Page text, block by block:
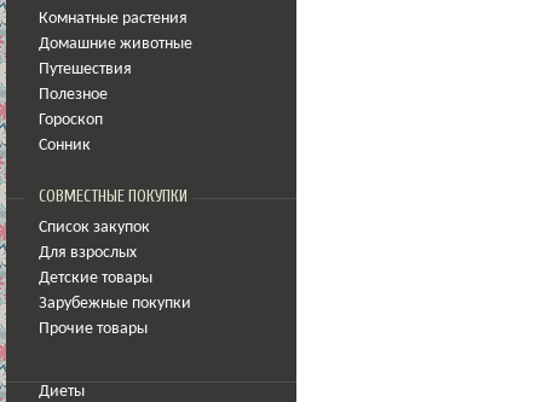
Комнатные растения
Домашние животные
Путешествия
Полезное
Гороскоп
Сонник
СОВМЕСТНЫЕ ПОКУПКИ
Список закупок
Для взрослых
Детские товары
Зарубежные покупки
Прочие товары
Диеты